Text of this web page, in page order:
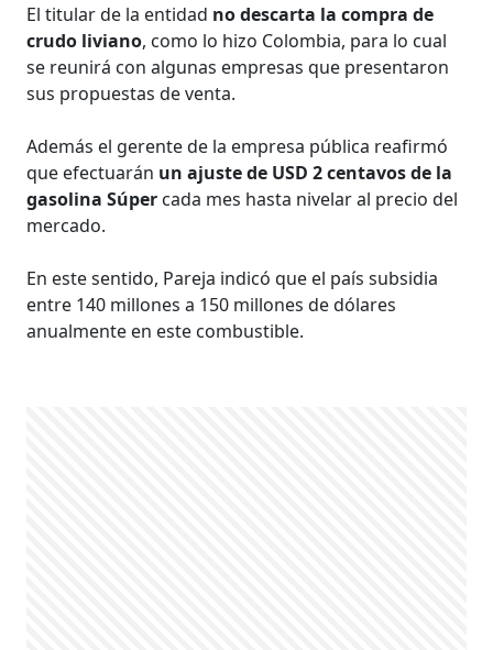
El titular de la entidad no descarta la compra de
crudo liviano, como lo hizo Colombia, para lo cual
se reunirá con algunas empresas que presentaron
sus propuestas de venta.
Además el gerente de la empresa pública reafirmó
que efectuarán un ajuste de USD 2 centavos de la
gasolina Súper cada mes hasta nivelar al precio del
mercado.
En este sentido, Pareja indicó que el país subsidia
entre 140 millones a 150 millones de dólares
anualmente en este combustible.